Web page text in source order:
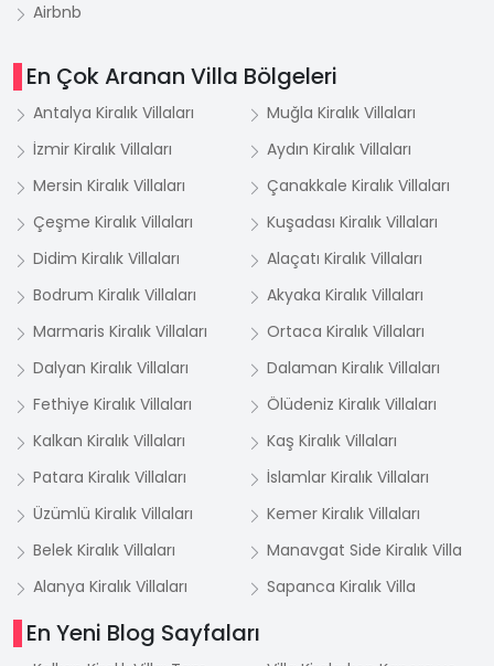
Airbnb
En Çok Aranan Villa Bölgeleri
Antalya Kiralık Villaları
Muğla Kiralık Villaları
İzmir Kiralık Villaları
Aydın Kiralık Villaları
Mersin Kiralık Villaları
Çanakkale Kiralık Villaları
Çeşme Kiralık Villaları
Kuşadası Kiralık Villaları
Didim Kiralık Villaları
Alaçatı Kiralık Villaları
Bodrum Kiralık Villaları
Akyaka Kiralık Villaları
Marmaris Kiralık Villaları
Ortaca Kiralık Villaları
Dalyan Kiralık Villaları
Dalaman Kiralık Villaları
Fethiye Kiralık Villaları
Ölüdeniz Kiralık Villaları
Kalkan Kiralık Villaları
Kaş Kiralık Villaları
Patara Kiralık Villaları
İslamlar Kiralık Villaları
Üzümlü Kiralık Villaları
Kemer Kiralık Villaları
Belek Kiralık Villaları
Manavgat Side Kiralık Villa
Alanya Kiralık Villaları
Sapanca Kiralık Villa
En Yeni Blog Sayfaları